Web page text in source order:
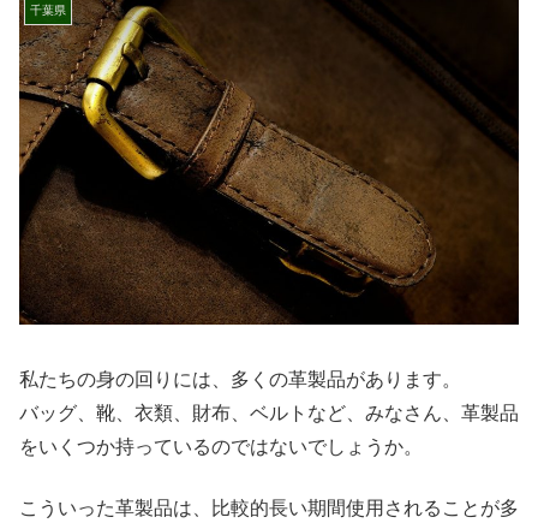
千葉県
私たちの身の回りには、多くの革製品があります。
バッグ、靴、衣類、財布、ベルトなど、みなさん、革製品
をいくつか持っているのではないでしょうか。
こういった革製品は、比較的長い期間使用されることが多